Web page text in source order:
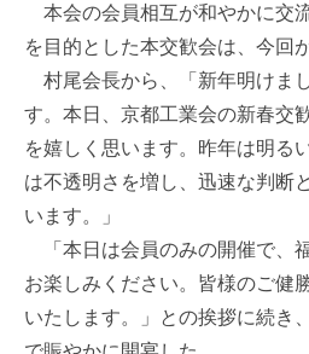
本会の会員相互が和やかに交
を目的とした本交歓会は、今回
村尾会長から、「新年明けま
す。本日、京都工業会の新春交
を嬉しく思います。昨年は明る
は不透明さを増し、迅速な判断
います。」
「本日は会員のみの開催で、
お楽しみください。皆様のご健
いたします。」との挨拶に続き